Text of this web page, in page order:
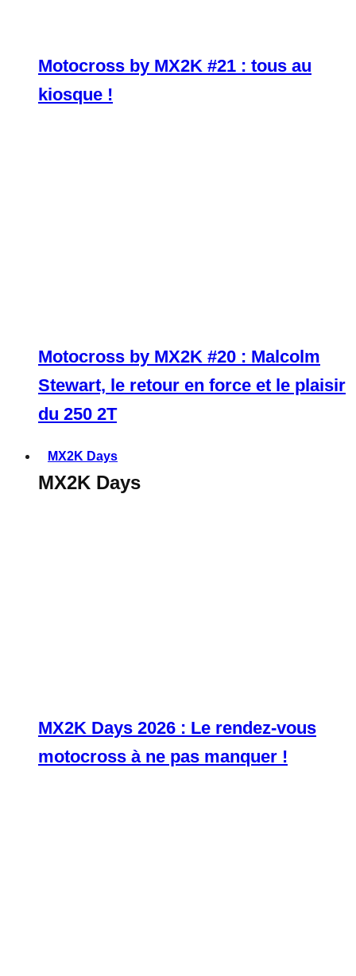
Motocross by MX2K #21 : tous au
kiosque !
Motocross by MX2K #20 : Malcolm
Stewart, le retour en force et le plaisir
du 250 2T
MX2K Days
MX2K Days
MX2K Days 2026 : Le rendez-vous
motocross à ne pas manquer !